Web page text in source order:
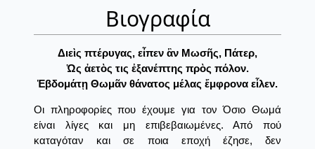
Βιογραφία
Διεὶς πτέρυγας, εἶπεν ἂν Μωσῆς, Πάτερ,
Ὡς ἀετὸς τις ἐξανέπτης πρὸς πόλον.
Ἑβδομάτῃ Θωμᾶν θάνατος μέλας ἔμφρονα εἷλεν.
Οι πληροφορίες που έχουμε για τον Όσιο Θωμά
είναι λίγες και μη επιβεβαιωμένες. Από πού
καταγόταν και σε ποια εποχή έζησε, δεν